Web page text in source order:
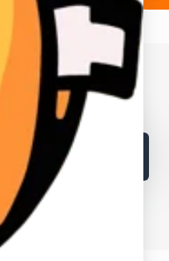
Браузеры
выгоднее?Контакты
магазина